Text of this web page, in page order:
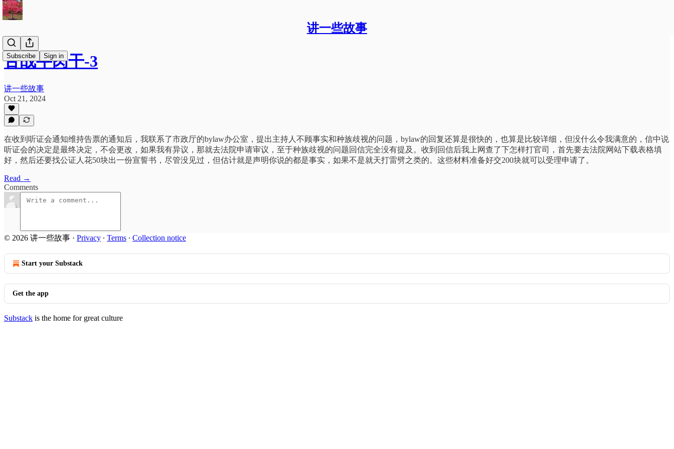
讲一些故事
Subscribe Sign in
舌战牛肉干-3
讲一些故事
Oct 21, 2024
在收到听证会通知维持告票的通知后，我联系了市政厅的bylaw办公室，提出主持人不顾事实和种族歧视的问题，bylaw的回复还算是很快的，也算是比较详细，但没什么令我满意的，信中说
听证会的决定是最终决定，不会更改，如果我有异议，那就去法院申请审议，至于种族歧视的问题回信完全没有提及。收到回信后我上网查了下怎样打官司，首先要去法院网站下载表格填
好，然后还要找公证人花50块出一份宣誓书，尽管没见过，但估计就是声明你说的都是事实，如果不是就天打雷劈之类的。这些材料准备好交200块就可以受理申请了。
Read →
Comments
© 2026 讲一些故事 · Privacy ∙ Terms ∙ Collection notice
Start your Substack
Get the app
Substack is the home for great culture